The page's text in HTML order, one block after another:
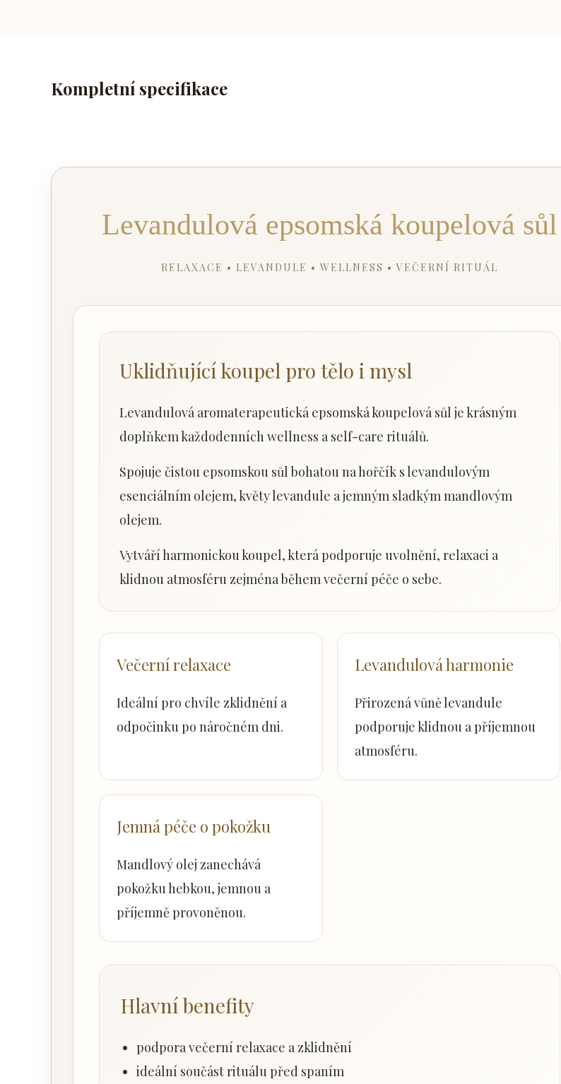
Kompletní specifikace
Levandulová epsomská koupelová sůl
RELAXACE • LEVANDULE • WELLNESS • VEČERNÍ RITUÁL
Uklidňující koupel pro tělo i mysl
Levandulová aromaterapeutická epsomská koupelová sůl je krásným
doplňkem každodenních wellness a self-care rituálů.
Spojuje čistou epsomskou sůl bohatou na hořčík s levandulovým
esenciálním olejem, květy levandule a jemným sladkým mandlovým
olejem.
Vytváří harmonickou koupel, která podporuje uvolnění, relaxaci a
klidnou atmosféru zejména během večerní péče o sebe.
Večerní relaxace
Ideální pro chvíle zklidnění a
odpočinku po náročném dni.
Levandulová harmonie
Přirozená vůně levandule
podporuje klidnou a příjemnou
atmosféru.
Jemná péče o pokožku
Mandlový olej zanechává
pokožku hebkou, jemnou a
příjemně provoněnou.
Hlavní benefity
podpora večerní relaxace a zklidnění
ideální součást rituálu před spaním